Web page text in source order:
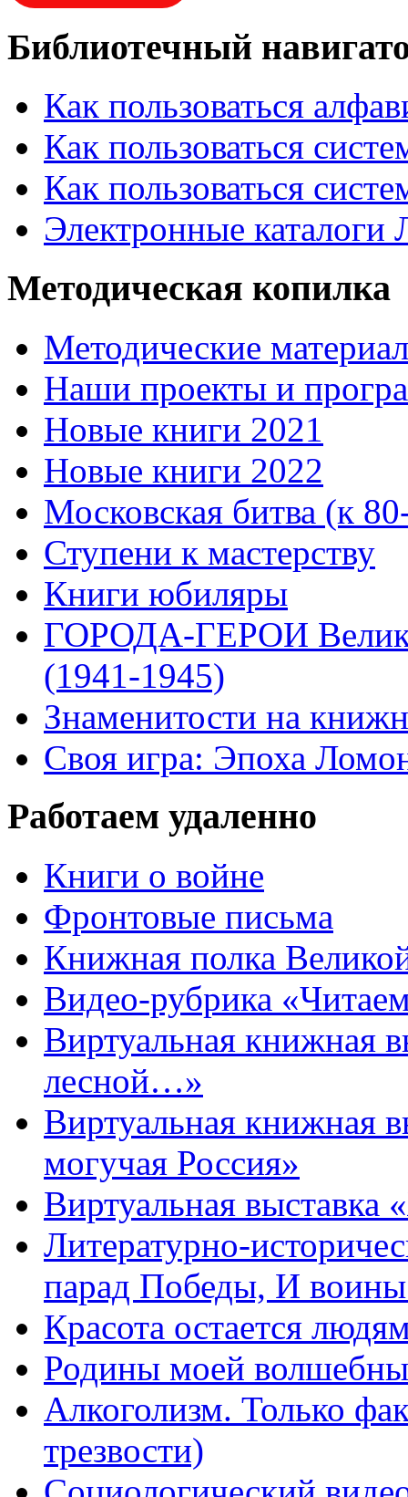
Библиотечный
Как пользоваться
Как пользоваться
Как пользоваться
Электронные
Методическая копилка
Методические
Наши проекты и
Новые книги 2021
Новые книги 2022
Московская битва (к
Ступени к мастерству
Книги юбиляры
ГОРОДА-ГЕРОИ
(1941-1945)
Знаменитости на
Своя игра: Эпоха
Работаем удаленно
Книги о войне
Фронтовые письма
Книжная полка
Видео-рубрика
Виртуальная книжная
лесной…»
Виртуальная книжная
могучая Россия»
Виртуальная
Литературно-
парад Победы, И
Красота остается
Родины моей
Алкоголизм. Только
трезвости)